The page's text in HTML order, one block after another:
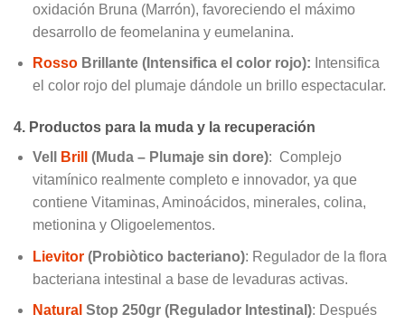
oxidación Bruna (Marrón), favoreciendo el máximo
desarrollo de feomelanina y eumelanina.
Rosso Brillante (Intensifica el color rojo): Intensifica
el color rojo del plumaje dándole un brillo espectacular.
4. Productos para la muda y la recuperación
Vell
Brill (Muda – Plumaje sin dore): Complejo
vitamínico realmente completo e innovador, ya que
contiene Vitaminas, Aminoácidos, minerales, colina,
metionina y Oligoelementos.
Lievitor (Probiòtico bacteriano): Regulador de la flora
bacteriana intestinal a base de levaduras activas.
Natural Stop 250gr (Regulador Intestinal): Después